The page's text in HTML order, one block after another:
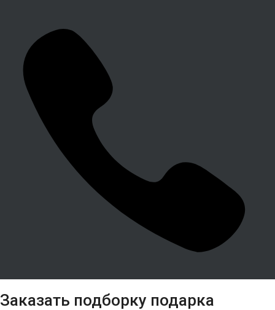
Заказать подборку подарка